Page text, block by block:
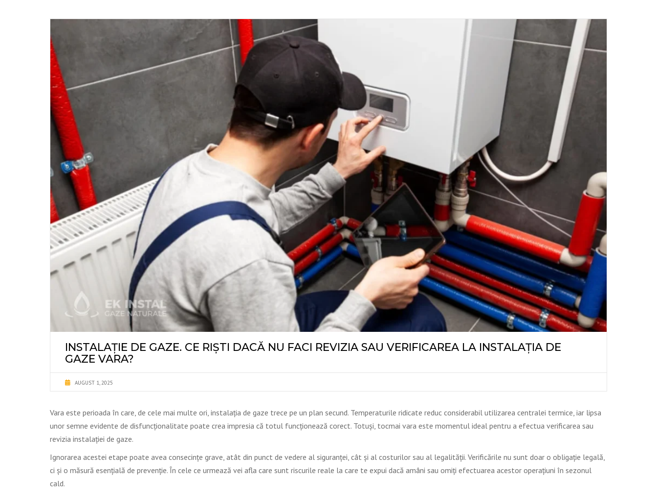
INSTALAȚIE DE GAZE. CE RIȘTI DACĂ NU FACI REVIZIA SAU VERIFICAREA LA INSTALAȚIA DE
GAZE VARA?
AUGUST 1, 2025
Vara este perioada în care, de cele mai multe ori, instalația de gaze trece pe un plan secund. Temperaturile ridicate reduc considerabil utilizarea centralei termice, iar lipsa
unor semne evidente de disfuncționalitate poate crea impresia că totul funcționează corect. Totuși, tocmai vara este momentul ideal pentru a efectua verificarea sau
revizia instalației de gaze.
Ignorarea acestei etape poate avea consecințe grave, atât din punct de vedere al siguranței, cât și al costurilor sau al legalității. Verificările nu sunt doar o obligație legală,
ci și o măsură esențială de prevenție. În cele ce urmează vei afla care sunt riscurile reale la care te expui dacă amâni sau omiți efectuarea acestor operațiuni în sezonul
cald.